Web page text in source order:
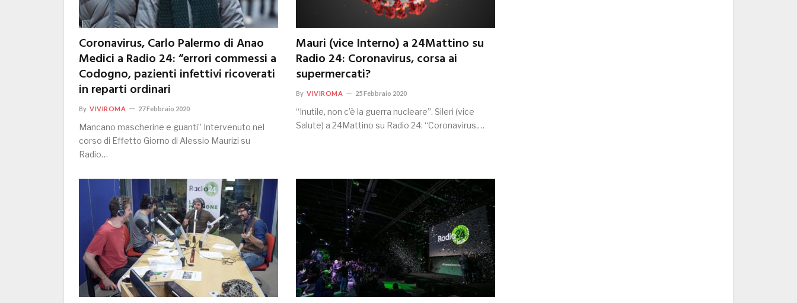
Coronavirus, Carlo Palermo di Anao
Medici a Radio 24: “errori commessi a
Codogno, pazienti infettivi ricoverati
in reparti ordinari
By VIVIROMA 27 Febbraio 2020
Mancano mascherine e guanti” Intervenuto nel
corso di Effetto Giorno di Alessio Maurizi su
Radio…
Mauri (vice Interno) a 24Mattino su
Radio 24: Coronavirus, corsa ai
supermercati?
By VIVIROMA 25 Febbraio 2020
“Inutile, non c’è la guerra nucleare”. Sileri (vice
Salute) a 24Mattino su Radio 24: “Coronavirus,…